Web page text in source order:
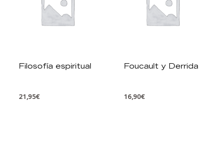
Filosofía espiritual
21,95€
Foucault y Derrida
16,90€